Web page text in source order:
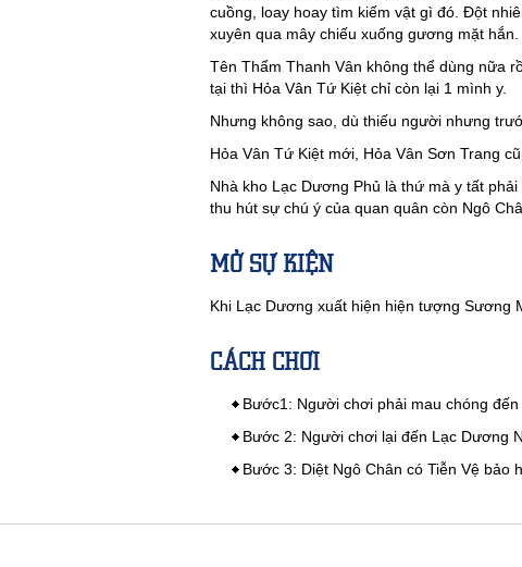
cuồng, loay hoay tìm kiếm vật gì đó. Đột
xuyên qua mây chiếu xuống gương mặt hắn.
Tên Thẩm Thanh Vân không thể dùng nữa
tại thì Hỏa Vân Tứ Kiệt chỉ còn lại 1 mình y.
Nhưng không sao, dù thiếu người nhưng
Hỏa Vân Tứ Kiệt mới, Hỏa Vân Sơn Trang
Nhà kho Lạc Dương Phủ là thứ mà y tất
thu hút sự chú ý của quan quân còn Ngô
MỞ SỰ KIỆN
Khi Lạc Dương xuất hiện hiện tượng Sương
CÁCH CHƠI
Bước1: Người chơi phải mau chóng
Bước 2: Người chơi lại đến Lạc Dương
Bước 3: Diệt Ngô Chân có Tiễn Vệ bảo